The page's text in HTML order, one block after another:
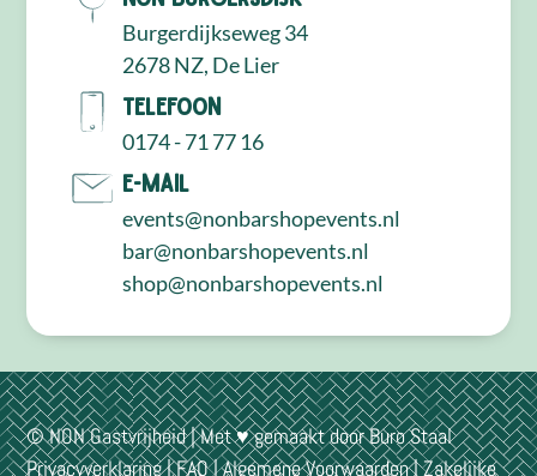
Burgerdijkseweg 34
2678 NZ, De Lier
Telefoon
0174 - 71 77 16
E-mail
events@nonbarshopevents.nl
bar@nonbarshopevents.nl
shop@nonbarshopevents.nl
© NON Gastvrijheid | Met ♥ gemaakt doorBuro Staal
Privacyverklaring|FAQ|Algemene Voorwaarden|Zakelijke